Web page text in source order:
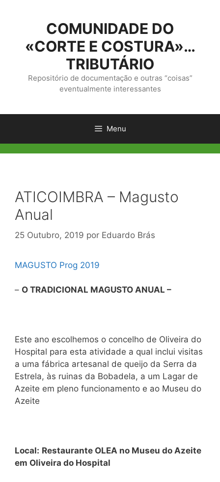
conteúdo
COMUNIDADE DO
«CORTE E COSTURA»…
TRIBUTÁRIO
Repositório de documentação e outras “coisas”
eventualmente interessantes
Menu
ATICOIMBRA – Magusto
Anual
25 Outubro, 2019 por Eduardo Brás
MAGUSTO Prog 2019
– O TRADICIONAL MAGUSTO ANUAL –
Este ano escolhemos o concelho de Oliveira do
Hospital para esta atividade a qual inclui visitas
a uma fábrica artesanal de queijo da Serra da
Estrela, às ruinas da Bobadela, a um Lagar de
Azeite em pleno funcionamento e ao Museu do
Azeite
Local: Restaurante OLEA no Museu do Azeite
em Oliveira do Hospital